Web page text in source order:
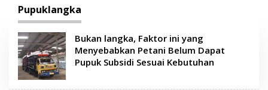
Pupuklangka
Bukan langka, Faktor ini yang
Menyebabkan Petani Belum Dapat
Pupuk Subsidi Sesuai Kebutuhan